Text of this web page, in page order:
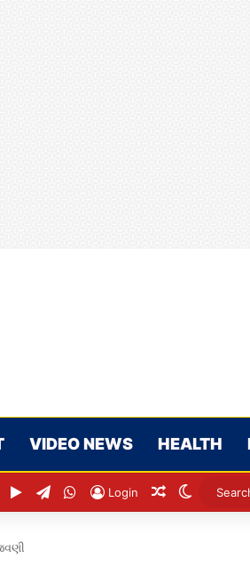
VIDEO NEWS HEALTH
Google Play
Telegram
WhatsApp
Login Random
Switch